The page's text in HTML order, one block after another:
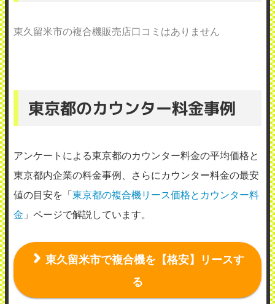
東久留米市の複合機販売店口コミはありません
東京都のカウンター料金事例
アンケートによる東京都のカウンター料金の平均価格と
東京都内企業の料金事例、さらにカウンター料金の最安
値の目安を「東京都の複合機リース価格とカウンター料
金 」ページで解説しています。
東久留米市で複合機を【格安】リースす
る